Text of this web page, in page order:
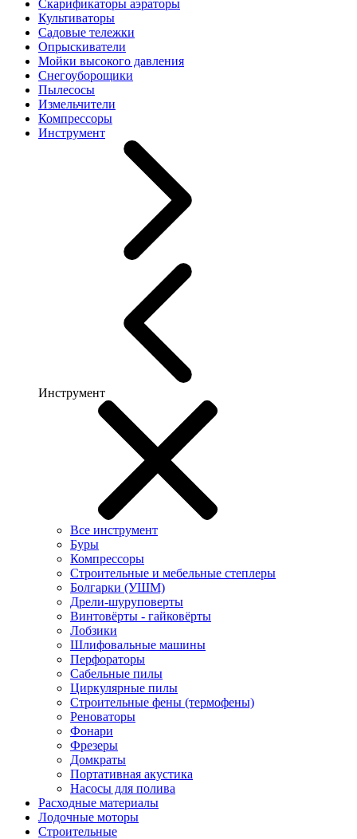
Скарификаторы аэраторы
Культиваторы
Садовые тележки
Опрыскиватели
Мойки высокого давления
Снегоуборощики
Пылесосы
Измельчители
Компрессоры
Инструмент
Инструмент
Все инструмент
Буры
Компрессоры
Строительные и мебельные степлеры
Болгарки (УШМ)
Дрели-шуруповерты
Винтовёрты - гайковёрты
Лобзики
Шлифовальные машины
Перфораторы
Сабельные пилы
Циркулярные пилы
Строительные фены (термофены)
Реноваторы
Фонари
Фрезеры
Домкраты
Портативная акустика
Насосы для полива
Расходные материалы
Лодочные моторы
Строительные